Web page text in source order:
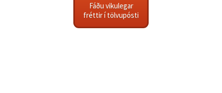
Fáðu vikulegar
fréttir í tölvupósti